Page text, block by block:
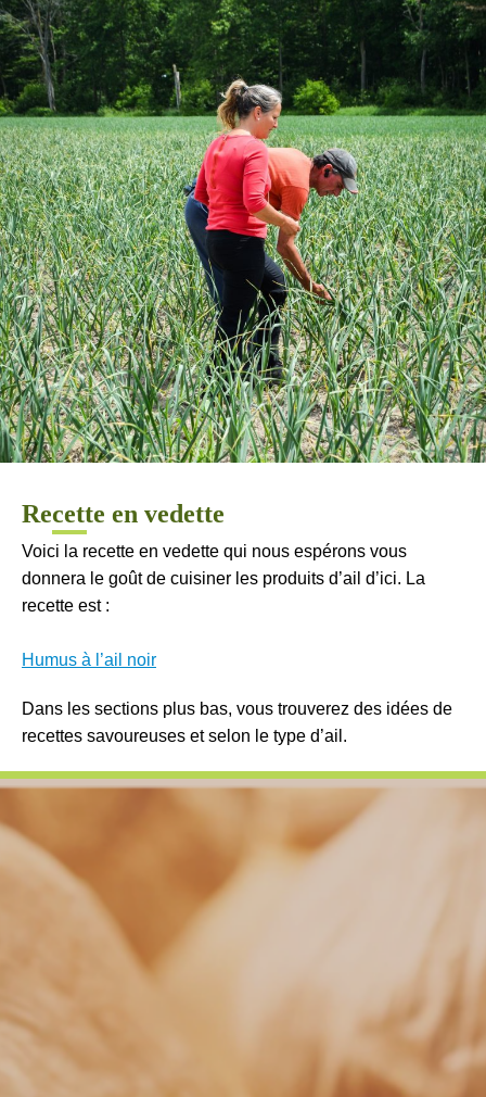
Recette en vedette
Voici la recette en vedette qui nous espérons vous
donnera le goût de cuisiner les produits d’ail d’ici. La
recette est :
Humus à l’ail noir
Dans les sections plus bas, vous trouverez des idées de
recettes savoureuses et selon le type d’ail.